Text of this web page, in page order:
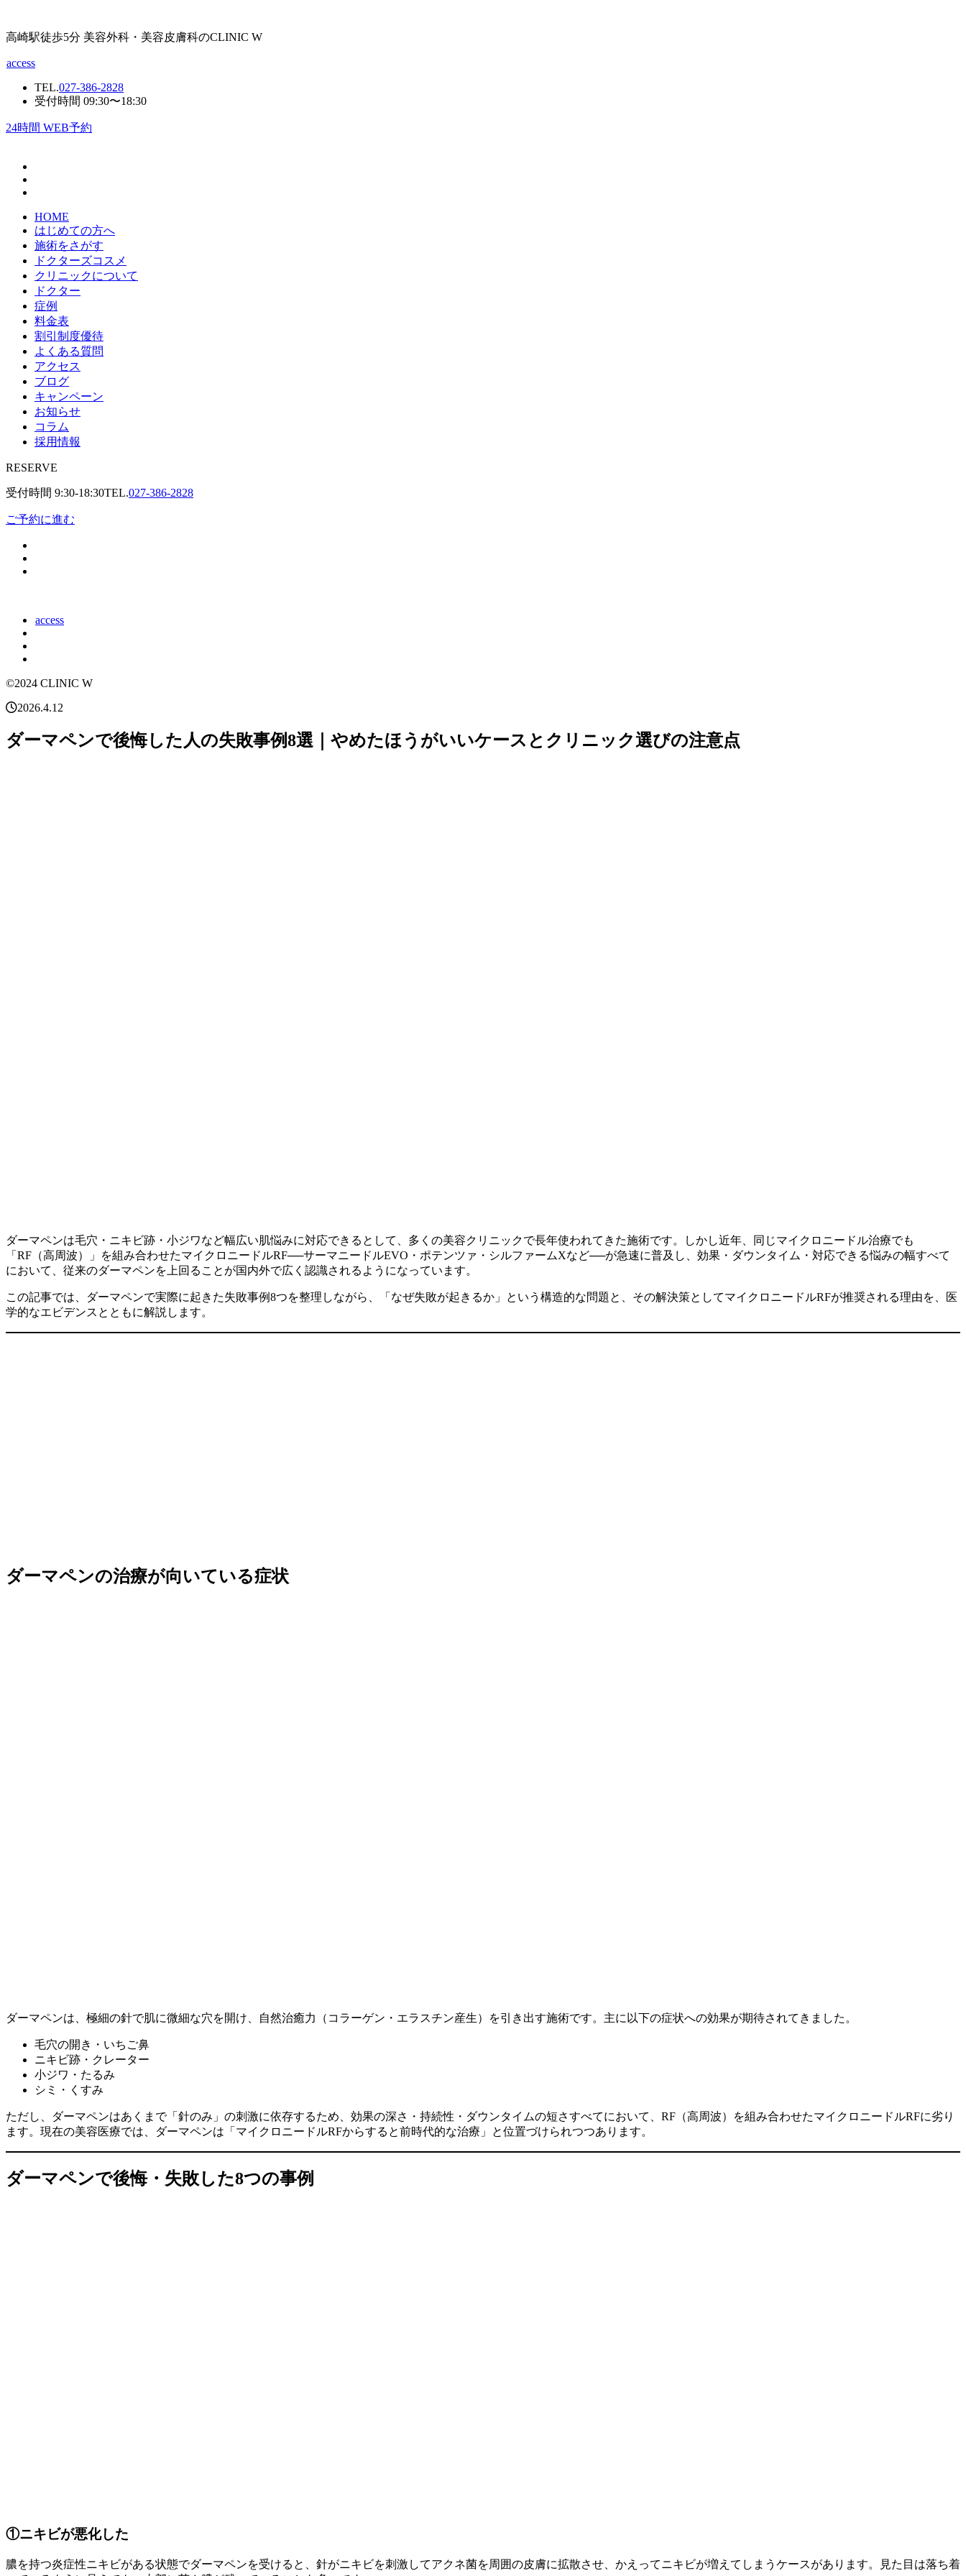
高崎駅徒歩5分 美容外科・美容皮膚科のCLINIC W
access
TEL.027-386-2828
受付時間 09:30〜18:30
24時間 WEB予約
HOME
はじめての方へ
施術をさがす
ドクターズコスメ
クリニックについて
ドクター
症例
料金表
割引制度優待
よくある質問
アクセス
ブログ
キャンペーン
お知らせ
コラム
採用情報
RESERVE
受付時間 9:30-18:30TEL.027-386-2828
ご予約に進む
access
©2024 CLINIC W
2026.4.12
ダーマペンで後悔した人の失敗事例8選｜やめたほうがいいケースとクリニック選びの注意点
ダーマペンは毛穴・ニキビ跡・小ジワなど幅広い肌悩みに対応できるとして、多くの美容クリニックで長年使われてきた施術です。しかし近年、同じマイクロニードル治療でも
「RF（高周波）」を組み合わせたマイクロニードルRF──サーマニードルEVO・ポテンツァ・シルファームXなど──が急速に普及し、効果・ダウンタイム・対応できる悩みの幅すべて
において、従来のダーマペンを上回ることが国内外で広く認識されるようになっています。
この記事では、ダーマペンで実際に起きた失敗事例8つを整理しながら、「なぜ失敗が起きるか」という構造的な問題と、その解決策としてマイクロニードルRFが推奨される理由を、医
学的なエビデンスとともに解説します。
ダーマペンの治療が向いている症状
ダーマペンは、極細の針で肌に微細な穴を開け、自然治癒力（コラーゲン・エラスチン産生）を引き出す施術です。主に以下の症状への効果が期待されてきました。
毛穴の開き・いちご鼻
ニキビ跡・クレーター
小ジワ・たるみ
シミ・くすみ
ただし、ダーマペンはあくまで「針のみ」の刺激に依存するため、効果の深さ・持続性・ダウンタイムの短さすべてにおいて、RF（高周波）を組み合わせたマイクロニードルRFに劣り
ます。現在の美容医療では、ダーマペンは「マイクロニードルRFからすると前時代的な治療」と位置づけられつつあります。
ダーマペンで後悔・失敗した8つの事例
①ニキビが悪化した
膿を持つ炎症性ニキビがある状態でダーマペンを受けると、針がニキビを刺激してアクネ菌を周囲の皮膚に拡散させ、かえってニキビが増えてしまうケースがあります。見た目は落ち着